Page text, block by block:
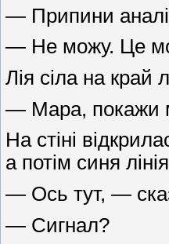
— Припини
— Не можу. Це
Лія сіла на край
— Мара, покажи
На стіні
а потім синя
— Ось тут, —
— Сигнал?